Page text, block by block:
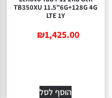
TB350XU 11.5″6G+128G
₪1,425.00
הוסף לסל